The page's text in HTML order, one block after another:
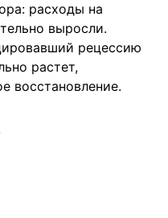
расходы на
выросли.
рецессию
растет,
восстановление.